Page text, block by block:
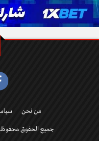
من نحن
جميع الحقوق محفوظة ©